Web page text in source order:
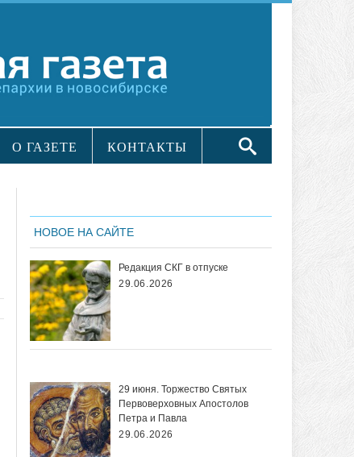
О ГАЗЕТЕ КОНТАКТЫ
НОВОЕ НА САЙТЕ
Редакция СКГ в отпуске
29.06.2026
29 июня. Торжество Святых
Первоверховных Апостолов
Петра и Павла
29.06.2026